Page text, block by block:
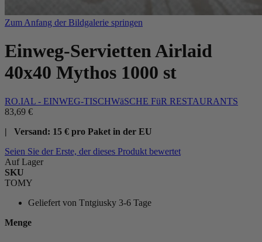
Zum Anfang der Bildgalerie springen
Einweg-Servietten Airlaid
40x40 Mythos 1000 st
RO.IAL - EINWEG-TISCHWäSCHE FüR RESTAURANTS
83,69 €
| Versand: 15 € pro Paket in der EU
Seien Sie der Erste, der dieses Produkt bewertet
Auf Lager
SKU
TOMY
Geliefert von Tntgiusky 3-6 Tage
Menge